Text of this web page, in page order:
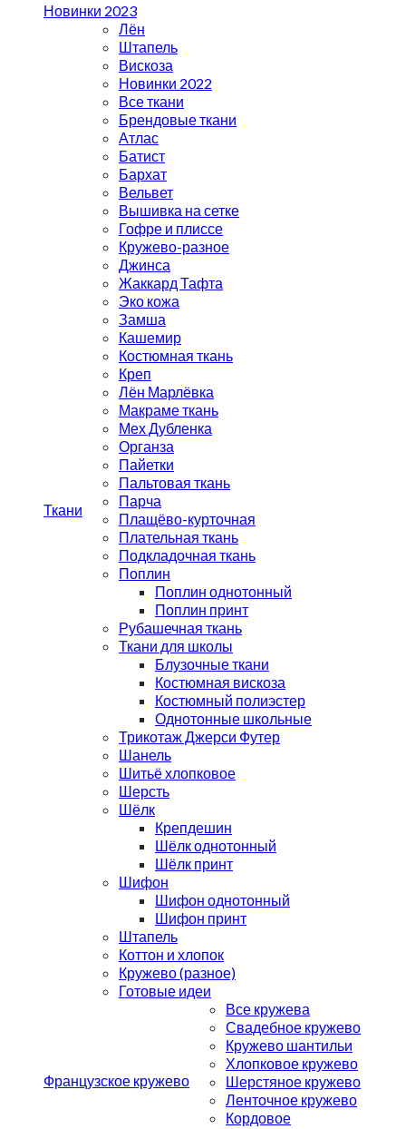
Новинки 2023
Ткани
Лён
Штапель
Вискоза
Новинки 2022
Все ткани
Брендовые ткани
Атлас
Батист
Бархат
Вельвет
Вышивка на сетке
Гофре и плиссе
Кружево-разное
Джинса
Жаккард Тафта
Эко кожа
Замша
Кашемир
Костюмная ткань
Креп
Лён Марлёвка
Макраме ткань
Мех Дубленка
Органза
Пайетки
Пальтовая ткань
Парча
Плащёво-курточная
Плательная ткань
Подкладочная ткань
Поплин
Поплин однотонный
Поплин принт
Рубашечная ткань
Ткани для школы
Блузочные ткани
Костюмная вискоза
Костюмный полиэстер
Однотонные школьные
Трикотаж Джерси Футер
Шанель
Шитьё хлопковое
Шерсть
Шёлк
Крепдешин
Шёлк однотонный
Шёлк принт
Шифон
Шифон однотонный
Шифон принт
Штапель
Коттон и хлопок
Кружево (разное)
Готовые идеи
Французское кружево
Все кружева
Свадебное кружево
Кружево шантильи
Хлопковое кружево
Шерстяное кружево
Ленточное кружево
Кордовое